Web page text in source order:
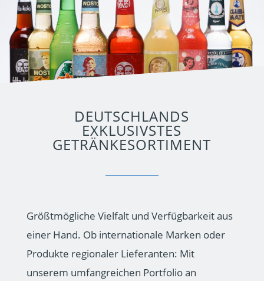
DEUTSCHLANDS
EXKLUSIVSTES
GETRÄNKESORTIMENT
Größtmögliche Vielfalt und Verfügbarkeit aus
einer Hand. Ob internationale Marken oder
Produkte regionaler Lieferanten: Mit
unserem umfangreichen Portfolio an